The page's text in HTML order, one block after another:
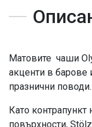
Матовите чаши
акценти в барове
празнични поводи.
Като
повърхности,